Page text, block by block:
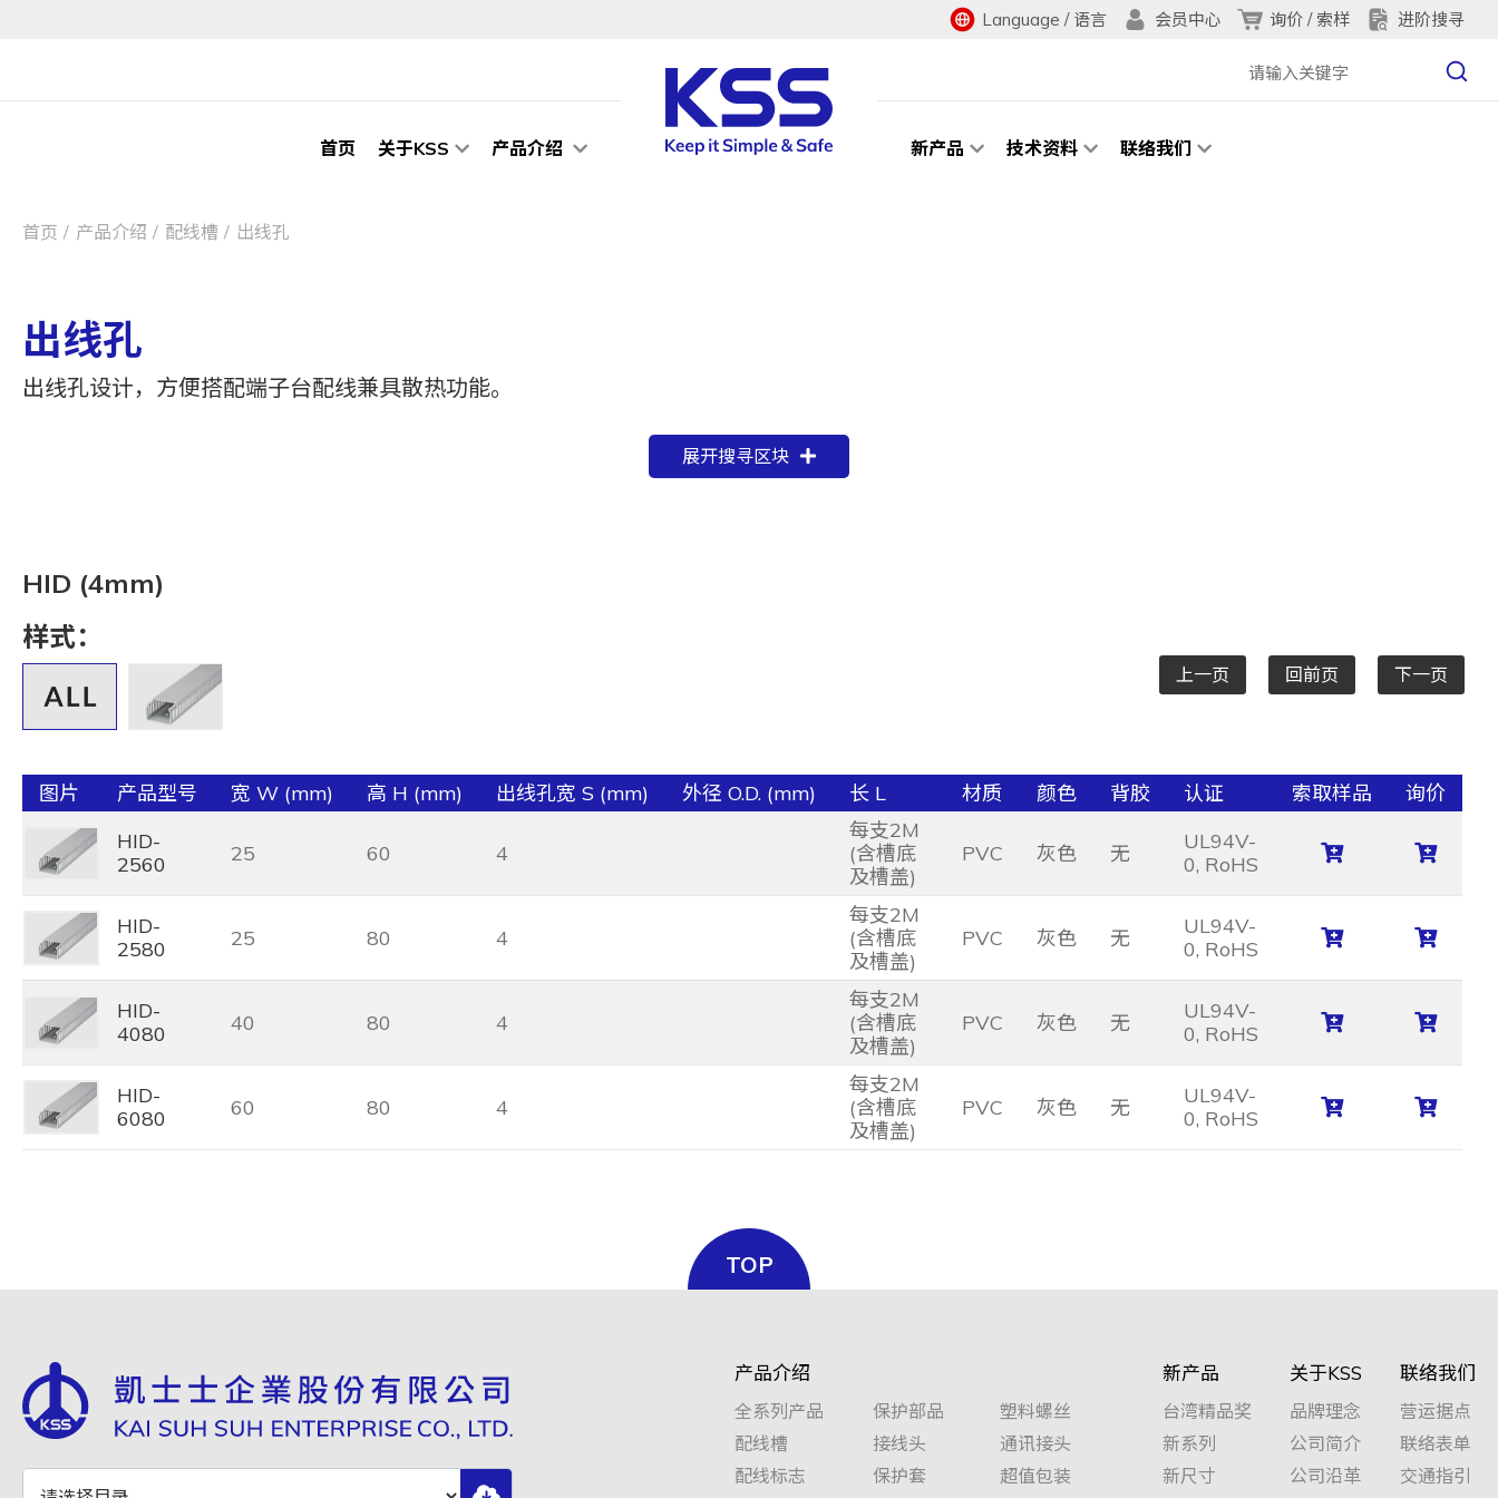
Language / 语言 会员中心 询价 / 索样 进阶搜寻
首页 关于KSS 产品介绍 新产品 技术资料 联络我们
首页 产品介绍 配线槽 出线孔
出线孔
出线孔设计，方便搭配端子台配线兼具散热功能。
展开搜寻区块
HID (4mm)
样式：
上一页 回前页 下一页
图片 产品型号 宽 W (mm) 高 H (mm) 出线孔宽 S (mm) 外径 O.D. (mm) 长 L 材质 颜色 背胶 认证 索取样品
询价
HID-
2560
25 60 4
每支2M
(含槽底
及槽盖)
PVC 灰色 无
UL94V-
0, RoHS
HID-
2580
25 80 4
每支2M
(含槽底
及槽盖)
PVC 灰色 无
UL94V-
0, RoHS
HID-
4080
40 80 4
每支2M
(含槽底
及槽盖)
PVC 灰色 无
UL94V-
0, RoHS
HID-
6080
60 80 4
每支2M
(含槽底
及槽盖)
PVC 灰色 无
UL94V-
0, RoHS
TOP
产品介绍
全系列产品
配线槽
配线标志
保护部品
接线头
保护套
塑料螺丝
通讯接头
超值包装
新产品
台湾精品奖
新系列
新尺寸
关于KSS
品牌理念
公司简介
公司沿革
联络我们
营运据点
联络表单
交通指引